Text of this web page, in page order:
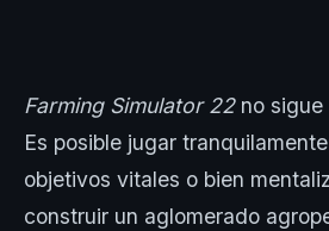
Farming Simulator 22no sigue
Es posible jugar
objetivos vitales o bien
construir un aglomerado